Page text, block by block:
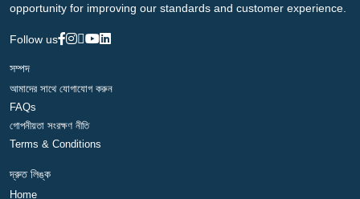
opportunity for improving our standards and customer experience.
Follow us
সম্পদ
আমাদের সাথে যোগাযোগ করুন
FAQs
গোপনীয়তা সংরক্ষণ নীতি
Terms & Conditions
দ্রুত লিঙ্ক
Home